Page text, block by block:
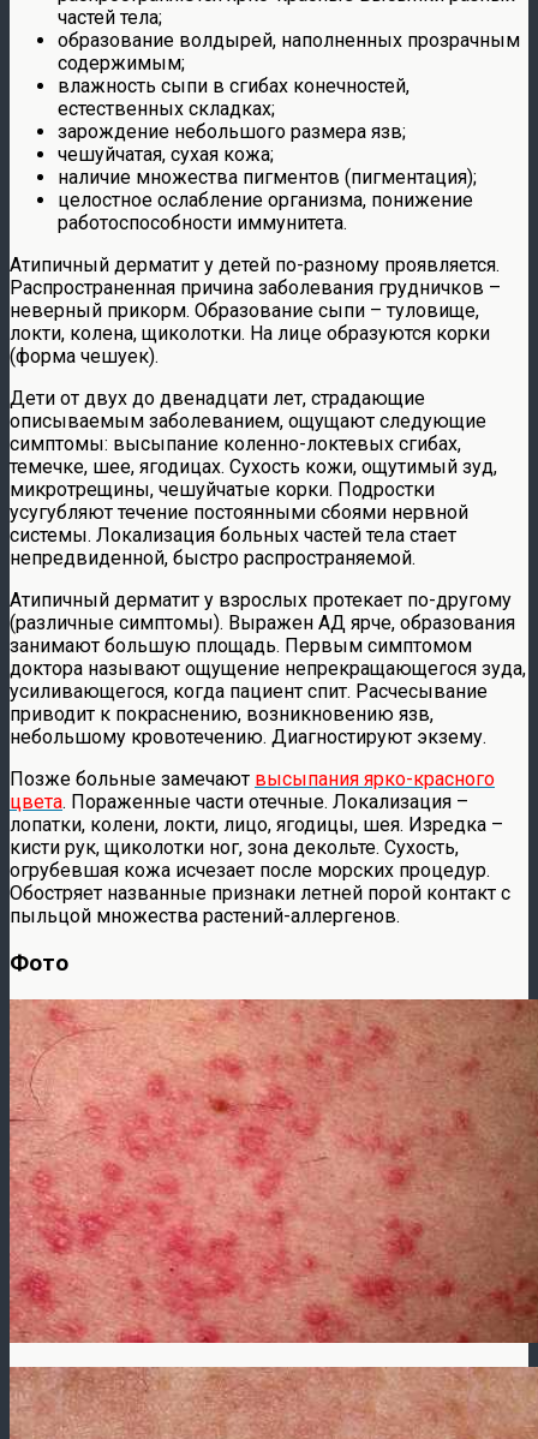
частей тела;
образование волдырей, наполненных прозрачным
содержимым;
влажность сыпи в сгибах конечностей,
естественных складках;
зарождение небольшого размера язв;
чешуйчатая, сухая кожа;
наличие множества пигментов (пигментация);
целостное ослабление организма, понижение
работоспособности иммунитета.
Атипичный дерматит у детей по-разному проявляется.
Распространенная причина заболевания грудничков –
неверный прикорм. Образование сыпи – туловище,
локти, колена, щиколотки. На лице образуются корки
(форма чешуек).
Дети от двух до двенадцати лет, страдающие
описываемым заболеванием, ощущают следующие
симптомы: высыпание коленно-локтевых сгибах,
темечке, шее, ягодицах. Сухость кожи, ощутимый зуд,
микротрещины, чешуйчатые корки. Подростки
усугубляют течение постоянными сбоями нервной
системы. Локализация больных частей тела стает
непредвиденной, быстро распространяемой.
Атипичный дерматит у взрослых протекает по-другому
(различные симптомы). Выражен АД ярче, образования
занимают большую площадь. Первым симптомом
доктора называют ощущение непрекращающегося зуда,
усиливающегося, когда пациент спит. Расчесывание
приводит к покраснению, возникновению язв,
небольшому кровотечению. Диагностируют экзему.
Позже больные замечают высыпания ярко-красного
цвета. Пораженные части отечные. Локализация –
лопатки, колени, локти, лицо, ягодицы, шея. Изредка –
кисти рук, щиколотки ног, зона декольте. Сухость,
огрубевшая кожа исчезает после морских процедур.
Обостряет названные признаки летней порой контакт с
пыльцой множества растений-аллергенов.
Фото